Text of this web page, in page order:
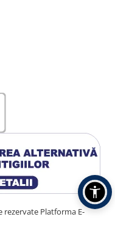
rezervate Platforma E-